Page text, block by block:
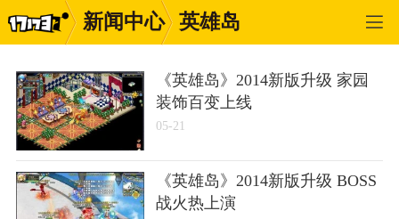
新闻中心 英雄岛
《英雄岛》2014新版升级 家园
装饰百变上线
05-21
《英雄岛》2014新版升级 BOSS
战火热上演